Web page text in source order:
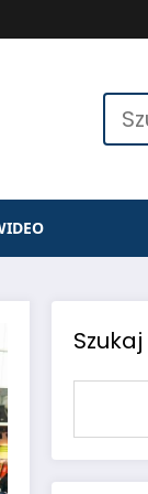
Szukaj